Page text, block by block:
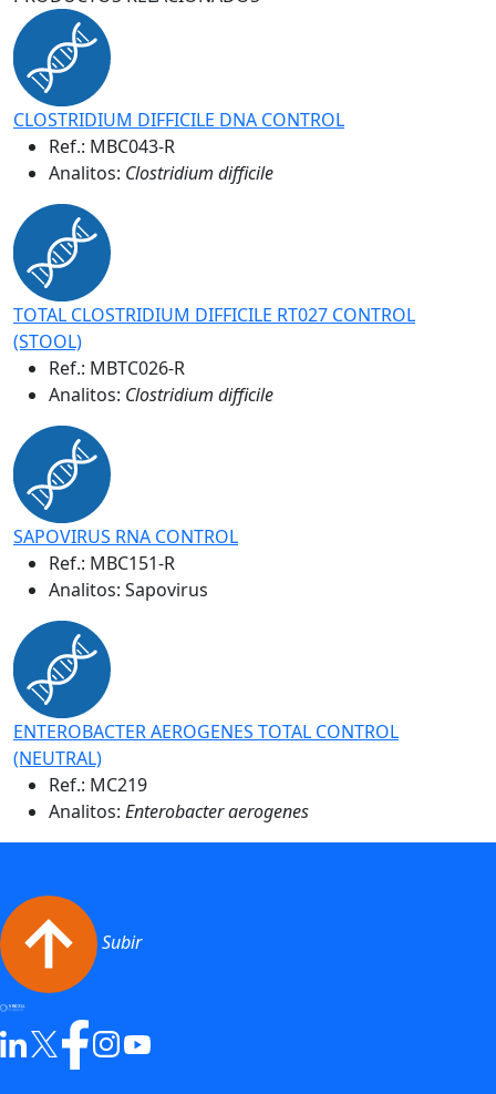
CLOSTRIDIUM DIFFICILE DNA CONTROL
Ref.: MBC043-R
Analitos: Clostridium difficile
TOTAL CLOSTRIDIUM DIFFICILE RT027 CONTROL
(STOOL)
Ref.: MBTC026-R
Analitos: Clostridium difficile
SAPOVIRUS RNA CONTROL
Ref.: MBC151-R
Analitos: Sapovirus
ENTEROBACTER AEROGENES TOTAL CONTROL
(NEUTRAL)
Ref.: MC219
Analitos: Enterobacter aerogenes
Subir